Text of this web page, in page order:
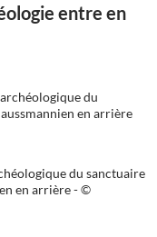
entre en
du sanctuaire
en arrière - ©